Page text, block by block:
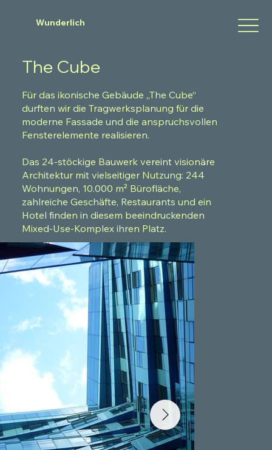
Wunderlich
The Cube
Für das ikonische Gebäude „The Cube“
durften wir die Tragwerksplanung für die
moderne Fassade und die anspruchsvollen
Fensterelemente realisieren.
Das 24-stöckige Bauwerk vereint visionäre
Architektur mit vielseitiger Nutzung: 244
Wohnungen, 10.000 m² Bürofläche,
zahlreiche Geschäfte, Restaurants und ein
Hotel finden in diesem beeindruckenden
Mixed-Use-Komplex ihren Platz.